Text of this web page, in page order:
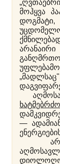
მოჰყვა
დოგმატი,
—
არც